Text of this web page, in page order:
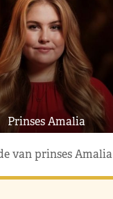
Prinses Amalia
van prinses Amalia